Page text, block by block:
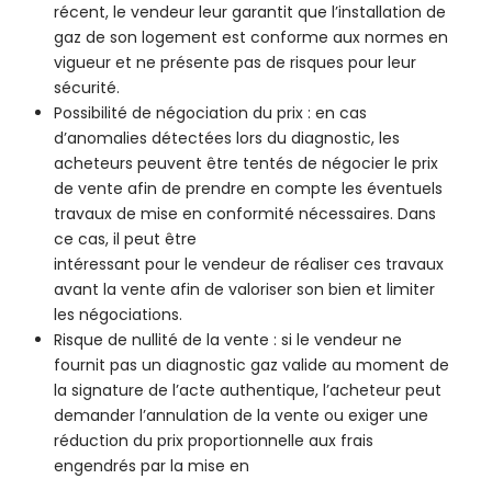
récent, le vendeur leur garantit que l’installation de
gaz de son logement est conforme aux normes en
vigueur et ne présente pas de risques pour leur
sécurité.
Possibilité de négociation du prix : en cas
d’anomalies détectées lors du diagnostic, les
acheteurs peuvent être tentés de négocier le prix
de vente afin de prendre en compte les éventuels
travaux de mise en conformité nécessaires. Dans
ce cas, il peut être
intéressant pour le vendeur de réaliser ces travaux
avant la vente afin de valoriser son bien et limiter
les négociations.
Risque de nullité de la vente : si le vendeur ne
fournit pas un diagnostic gaz valide au moment de
la signature de l’acte authentique, l’acheteur peut
demander l’annulation de la vente ou exiger une
réduction du prix proportionnelle aux frais
engendrés par la mise en